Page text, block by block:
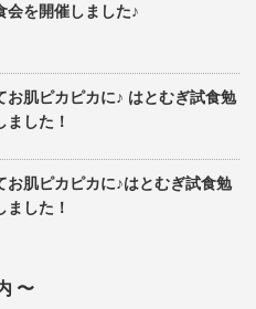
会を開催しました♪
お肌ピカピカに♪ はとむぎ試食勉
した！
お肌ピカピカに♪はとむぎ試食勉
した！
〜